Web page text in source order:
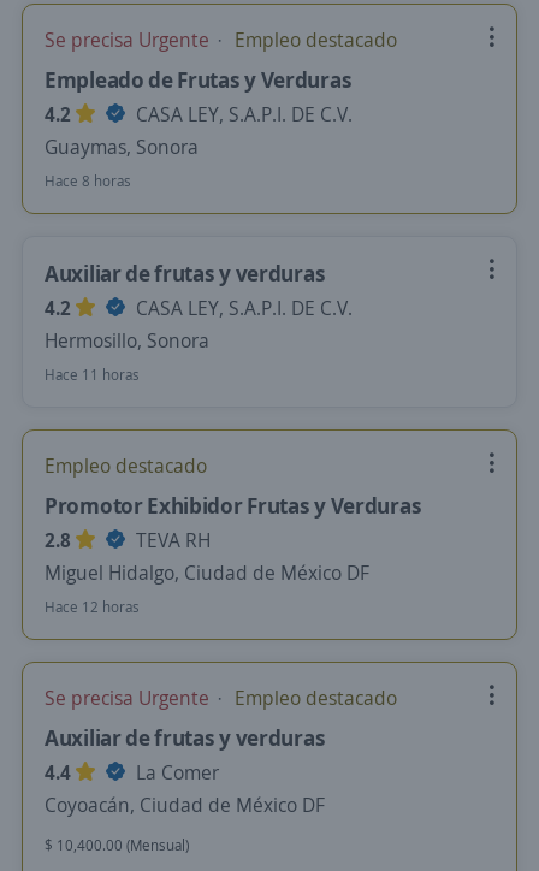
Se precisa Urgente Empleo destacado
Empleado de Frutas y Verduras
4.2
CASA LEY, S.A.P.I. DE C.V.
Guaymas, Sonora
Hace 8 horas
Auxiliar de frutas y verduras
4.2
CASA LEY, S.A.P.I. DE C.V.
Hermosillo, Sonora
Hace 11 horas
Empleo destacado
Promotor Exhibidor Frutas y Verduras
2.8
TEVA RH
Miguel Hidalgo, Ciudad de México DF
Hace 12 horas
Se precisa Urgente Empleo destacado
Auxiliar de frutas y verduras
4.4
La Comer
Coyoacán, Ciudad de México DF
$ 10,400.00 (Mensual)